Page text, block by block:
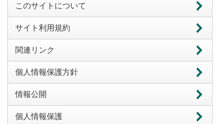
このサイトについて
サイト利用規約
関連リンク
個人情報保護方針
情報公開
個人情報保護